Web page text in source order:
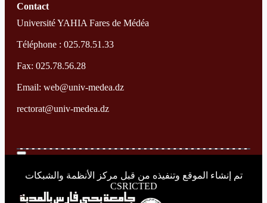
Contact
Université YAHIA Fares de Médéa
Téléphone : 025.78.51.33
Fax: 025.78.56.28
Email: web@univ-medea.dz
rectorat@univ-medea.dz
تم إنشاء الموقع وتنفيذه من قبل مركز الأنظمة والشبكات
CSRICTED